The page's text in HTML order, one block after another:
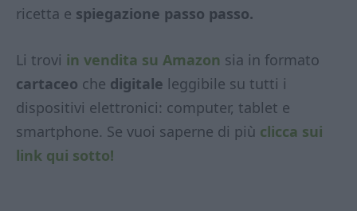
ricetta e spiegazione passo passo.
Li trovi in vendita su Amazon sia in formato
cartaceo che digitale leggibile su tutti i
dispositivi elettronici: computer, tablet e
smartphone. Se vuoi saperne di più clicca sui
link qui sotto!